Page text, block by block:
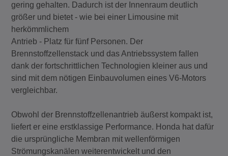
gering gehalten. Dadurch ist der Innenraum deutlich
größer und bietet - wie bei einer Limousine mit
herkömmlichem
Antrieb - Platz für fünf Personen. Der
Brennstoffzellenstack und das Antriebssystem fallen
dank der fortschrittlichen Technologien kleiner aus und
sind mit dem nötigen Einbauvolumen eines V6-Motors
vergleichbar.
Obwohl der Brennstoffzellenantrieb äußerst kompakt ist,
liefert er eine erstklassige Performance. Honda hat dafür
die ursprüngliche Membran mit wellenförmigen
Strömungskanälen weiterentwickelt und den